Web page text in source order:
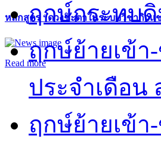
หลักสูตร “ดวงชะตาในระบบวิชากิวแ
Read more
ฤกษ์กระทบดิ
ฤกษ์ย้ายเข้
ประจำเดือน
ฤกษ์ย้ายเข้